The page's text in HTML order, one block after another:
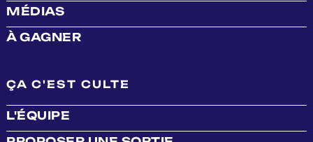
MÉDIAS
À GAGNER
ÇA C'EST CULTE
L'ÉQUIPE